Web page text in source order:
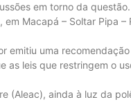
em torno da questão.
Macapá – Soltar Pipa –
emitiu uma
as leis que restringem o
(Aleac), ainda à luz da